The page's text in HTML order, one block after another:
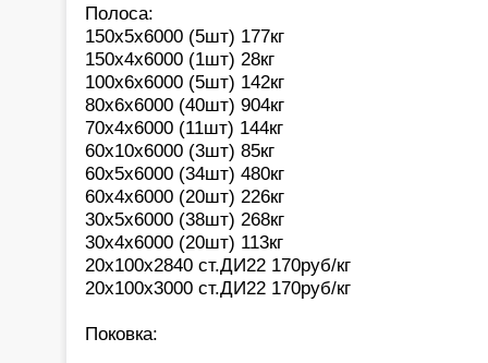
Полоса:
150х5х6000 (5шт) 177кг
150х4х6000 (1шт) 28кг
100х6х6000 (5шт) 142кг
80х6х6000 (40шт) 904кг
70х4х6000 (11шт) 144кг
60х10х6000 (3шт) 85кг
60х5х6000 (34шт) 480кг
60х4х6000 (20шт) 226кг
30х5х6000 (38шт) 268кг
30х4х6000 (20шт) 113кг
20х100х2840 ст.ДИ22 170руб/кг
20х100х3000 ст.ДИ22 170руб/кг
Поковка: